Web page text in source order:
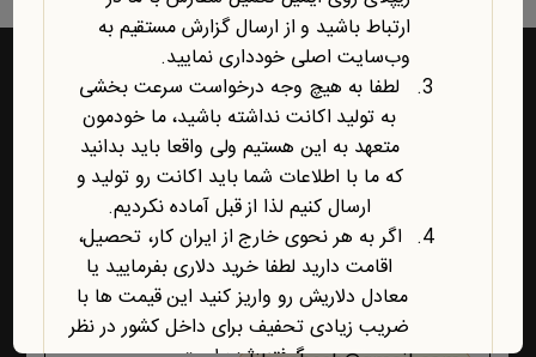
راه‌های ارتباط با یابش
1- برای پشتیبانی اکانت ها و فروشگاه ، حتما و حتما
ابتدا تمام اطلاعات محصول، صفحه پشتیبانی و پیام
های ایمیلی ،تکمیل سفارش و ثبت سفارش را مطالعه
کنید اگر هیچ جوابی برای مشکل شما نبود آنگاه ایمیل
ارتباط باشید و از ارسال گزارش مستقیم به
وب‌سایت اصلی خودداری نمایید.
لطفا به هیچ وجه درخواست سرعت بخشی
به تولید اکانت نداشته باشید، ما خودمون
متعهد به این هستیم ولی واقعا باید بدانید
که ما با اطلاعات شما باید اکانت رو تولید و
ارسال کنیم لذا از قبل آماده نکردیم.
اگر به هر نحوی خارج از ایران کار، تحصیل،
اقامت دارید لطفا خرید دلاری بفرمایید یا
معادل دلاریش رو واریز کنید این قیمت ها با
ضریب زیادی تحفیف برای داخل کشور در نظر